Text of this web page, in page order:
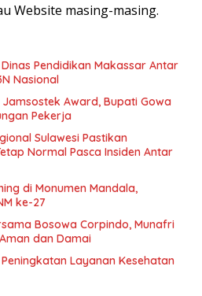
Website masing-masing.
Pendidikan Makassar Antar
Nasional
Award, Bupati Gowa
Pekerja
Sulawesi Pastikan
Normal Pasca Insiden Antar
di Monumen Mandala,
ke-27
Bosowa Corpindo, Munafri
dan Damai
Layanan Kesehatan